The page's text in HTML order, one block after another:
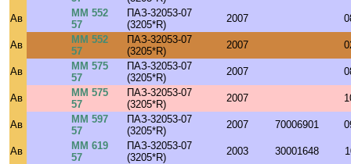
Ав
ММ 552
57
ПАЗ-32053-07
(3205*R)
2007
Ав
ММ 552
57
ПАЗ-32053-07
(3205*R)
2007
Ав
ММ 575
57
ПАЗ-32053-07
(3205*R)
2007
Ав
ММ 575
57
ПАЗ-32053-07
(3205*R)
2007
Ав
ММ 597
57
ПАЗ-32053-07
(3205*R)
2007 70006901
Ав
ММ 619
57
ПАЗ-32053-07
(3205*R)
2003 30001648